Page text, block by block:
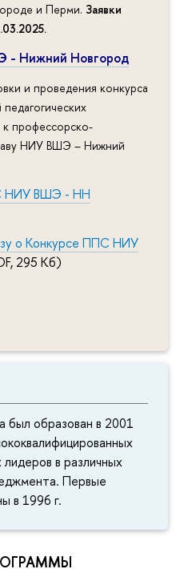
и Перми. Заявки
.
Нижний Новгород
и проведения конкурса
профессорско-
НИУ ВШЭ – Нижний
НИУ ВШЭ - НН
о Конкурсе ППС НИУ
295 Кб)
образован в 2001
в различных
Первые
в 1996 г.